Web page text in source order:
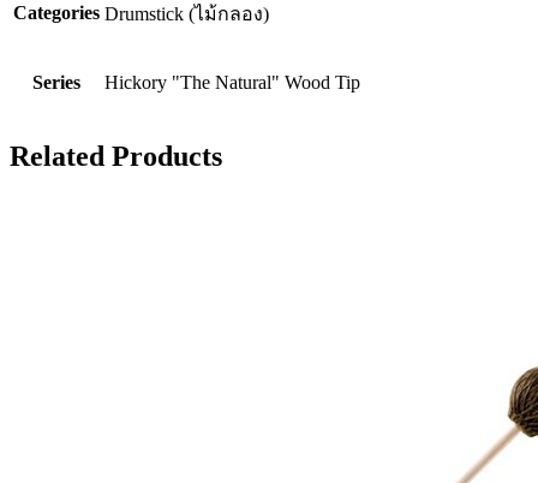
Categories Drumstick (ไม้กลอง)
Series Hickory "The Natural" Wood Tip
Related Products